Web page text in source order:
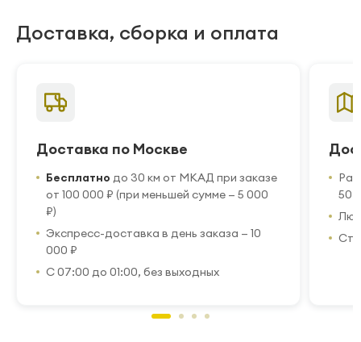
Доставка, сборка и оплата
Доставка по Москве
Бесплатно до 30 км от МКАД при заказе
от 100 000 ₽ (при меньшей сумме — 5 000
₽)
Экспресс-доставка в день заказа — 10
000 ₽
С 07:00 до 01:00, без выходных
50